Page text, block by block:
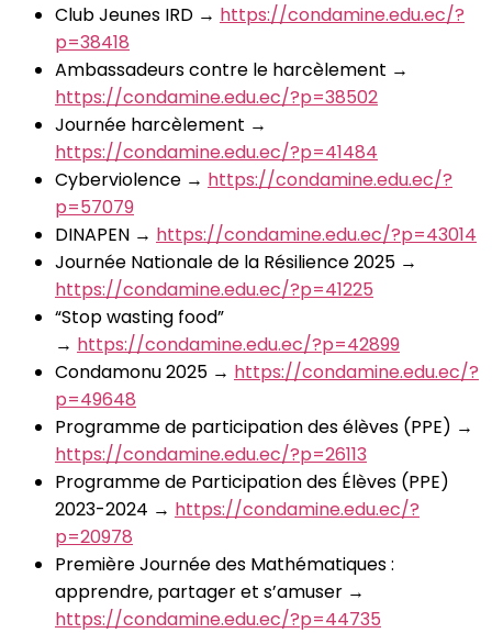
Club Jeunes IRD → https://condamine.edu.ec/?
p=38418
Ambassadeurs contre le harcèlement →
https://condamine.edu.ec/?p=38502
Journée harcèlement →
https://condamine.edu.ec/?p=41484
Cyberviolence → https://condamine.edu.ec/?
p=57079
DINAPEN → https://condamine.edu.ec/?p=43014
Journée Nationale de la Résilience 2025 →
https://condamine.edu.ec/?p=41225
“Stop wasting food”
→ https://condamine.edu.ec/?p=42899
Condamonu 2025 → https://condamine.edu.ec/?
p=49648
Programme de participation des élèves (PPE) →
https://condamine.edu.ec/?p=26113
Programme de Participation des Élèves (PPE)
2023-2024 → https://condamine.edu.ec/?
p=20978
Première Journée des Mathématiques :
apprendre, partager et s’amuser →
https://condamine.edu.ec/?p=44735